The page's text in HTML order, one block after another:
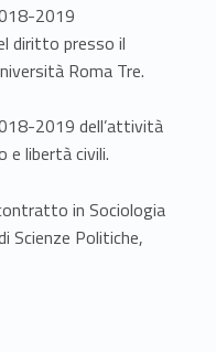
2019
diritto presso il
Roma Tre.
2019 dell’attività
libertà civili.
in Sociologia
Scienze Politiche,